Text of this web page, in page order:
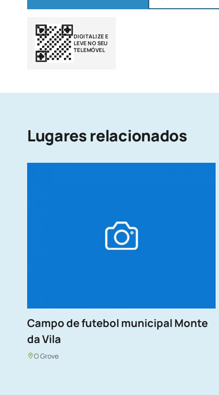
DIGITALIZE E
LEVE NO SEU
TELEMÓVEL
Lugares relacionados
Campo de futebol municipal Monte
da Vila
O Grove